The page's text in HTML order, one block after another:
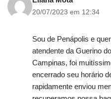
20/07/2023 em 12:34
Sou de Penápolis e
atendente da Guerino
Campinas, foi
encerrado seu horário
rapidamente enviou